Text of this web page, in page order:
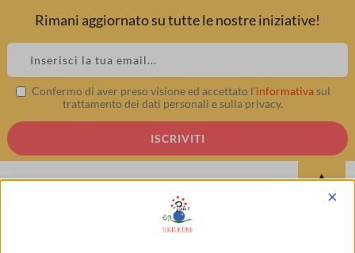
to
content
IMG-20231103-WA0000
Rimani aggiornato su tutte le nostre iniziative!
Confermo di aver preso visione ed accettato l’informativasul
trattamento dei dati personali e sulla privacy.
▲
×